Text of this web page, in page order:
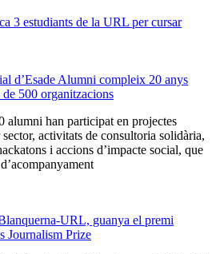
3 estudiants de la URL per cursar
d’Esade Alumni compleix 20 anys
de 500 organitzacions
alumni han participat en projectes
activitats de consultoria solidària,
i accions d’impacte social, que
URL, guanya el premi
Journalism Prize